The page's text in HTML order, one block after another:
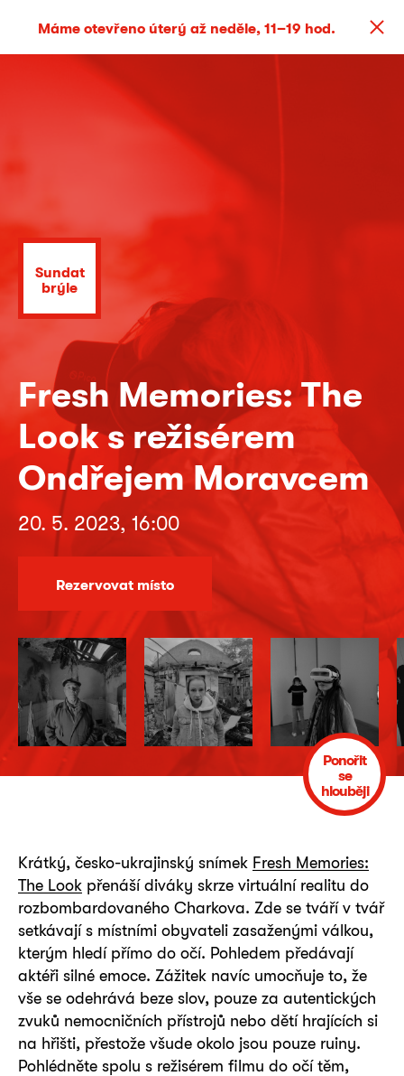
Máme otevřeno úterý až neděle, 11–19 hod.
Sundat
brýle
Fresh Memories: The
Look s režisérem
Ondřejem Moravcem
20. 5. 2023, 16:00
Rezervovat místo
Ponořit
se
hlouběji
Krátký, česko-ukrajinský snímek Fresh Memories:
The Look přenáší diváky skrze virtuální realitu do
rozbombardovaného Charkova. Zde se tváří v tvář
setkávají s místními obyvateli zasaženými válkou,
kterým hledí přímo do očí. Pohledem předávají
aktéři silné emoce. Zážitek navíc umocňuje to, že
vše se odehrává beze slov, pouze za autentických
zvuků nemocničních přístrojů nebo dětí hrajících si
na hřišti, přestože všude okolo jsou pouze ruiny.
Pohlédněte spolu s režisérem filmu do očí těm,